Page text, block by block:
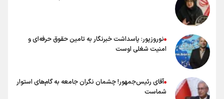
سرنوشت صعود را به تیم‌های دیگر سپردیم
عالمی: جام جهانی از مرحله حذفی جان گرفت/ درباره شیوه بازی تیم ملی
نقد وجود دارد
نوروزپور: پاسداشت خبرنگار به تامین حقوق حرفه‌ای و
امنیت شغلی اوست
آقای رئیس‌جمهور! چشمان نگران جامعه به گام‌های استوار
شماست